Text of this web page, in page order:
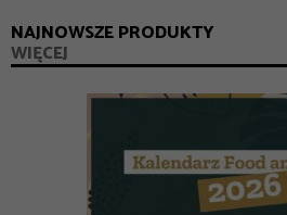
NAJNOWSZE PRODUKTY
WIĘCEJ